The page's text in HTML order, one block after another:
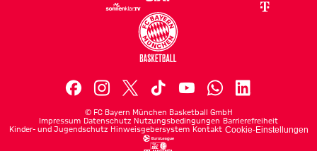
© FC Bayern München Basketball GmbH
Impressum Datenschutz Nutzungsbedingungen Barrierefreiheit
Kinder- und Jugendschutz Hinweisgebersystem Kontakt Cookie-Einstellungen